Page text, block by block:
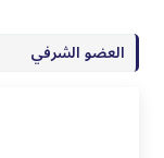
العضو الشرفي